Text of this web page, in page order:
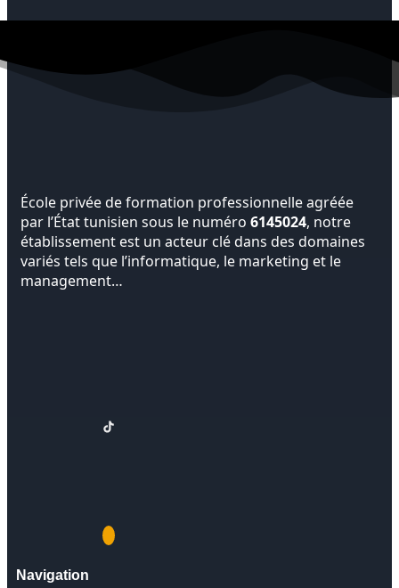
École privée de formation professionnelle agréée
par l’État tunisien sous le numéro 6145024, notre
établissement est un acteur clé dans des domaines
variés tels que l’informatique, le marketing et le
management…
Navigation